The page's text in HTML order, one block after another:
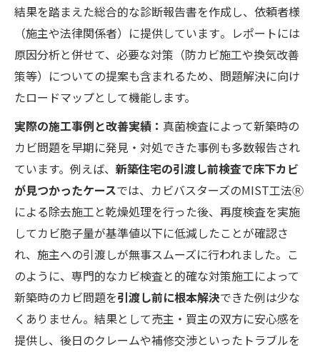
結果を踏まえた総合的な診断報告書を作成し、依頼者様
（施主や法律関係者）に提供しています​。レポートには
原因分析と併せて、必要な対策（防カビ施工や換気改善
策等）についての提案も含まれるため、問題解決に向け
たロードマップとして機能します。
実際の施工事例と改善実績： 真菌検査によって新築時の
カビ問題を早期に発見・対処できた事例も多数報告され
ています。例えば、 新築住宅の引渡し前検査で床下カビ
が見つかったケースでは、カビバスターズのMIST工法Ⓡ
による除去施工と乾燥処理を行った後、再度検査を実施
してカビ胞子量が基準値以下に低減したことが確認さ
れ、施主への引渡しが無事スムーズに行われました​。こ
のように、専門的なカビ検査と的確な対策施工によって
新築時のカビ問題を引渡し前に根本解決できた例は少な
くありません。結果として売主・買主の双方に安心感を
提供し、後日のクレームや補修交渉といったトラブルを